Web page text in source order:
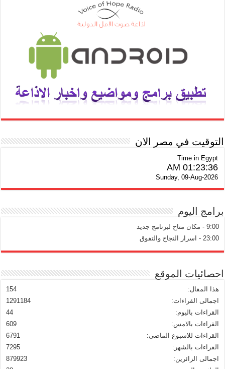
التوقيت في مصر الان
Time in Egypt
01:23:37 AM
Sunday, 09-Aug-2026
برامج اليوم
9:00 - مكان متاح لبرنامج جديد
23:00 - اسرار النجاح والتفوق
احصائيات الموقع
154
هذا المقال:
1291184
اجمالى القراءات:
44
القراءات باليوم:
609
القراءات بالامس:
6791
القراءات للاسبوع الماضى:
7295
القراءات بالشهر:
879923
اجمالى الزائرين: